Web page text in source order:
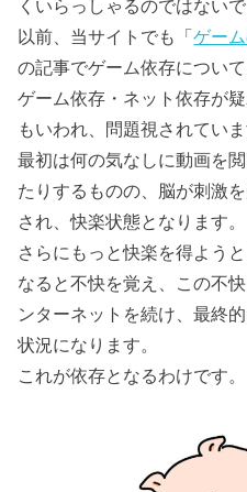
くいらっしゃるのではないで
以前、当サイトでも「ゲー
の記事でゲーム依存につい
ゲーム依存・ネット依存が
もいわれ、問題視されていま
最初は何の気なしに動画を
たりするものの、脳が刺激
され、快楽状態となります。
さらにもっと快楽を得よう
なると不快を覚え、この不
ンターネットを続け、最終
状況になります。
これが依存となるわけです。